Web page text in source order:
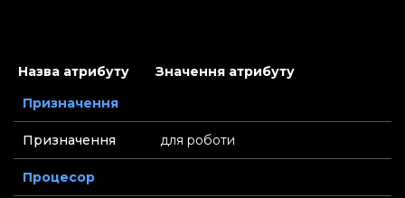
Назва атрибуту
Значення атрибуту
Призначення
Призначення для роботи
Процесор